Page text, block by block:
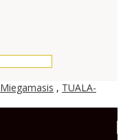
Miegamasis , TUALA-